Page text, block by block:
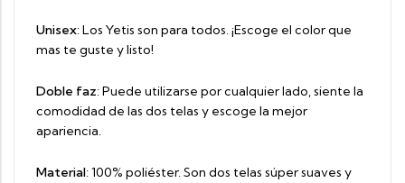
Unisex: Los Yetis son para todos. ¡Escoge el color que
mas te guste y listo!
Doble faz: Puede utilizarse por cualquier lado, siente la
comodidad de las dos telas y escoge la mejor
apariencia.
Material: 100% poliéster. Son dos telas súper suaves y